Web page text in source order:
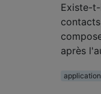
Existe-
après